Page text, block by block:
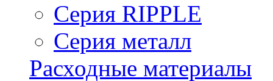
Серия RIPPLE
Серия металл
Расходные материалы